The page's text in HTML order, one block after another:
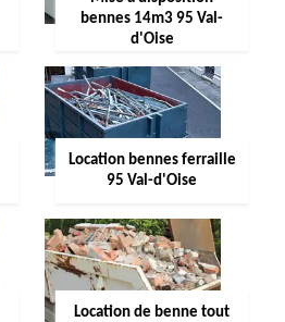
bennes 14m3 95 Val-
d'Oise
Location bennes ferraille
95 Val-d'Oise
Location de benne tout